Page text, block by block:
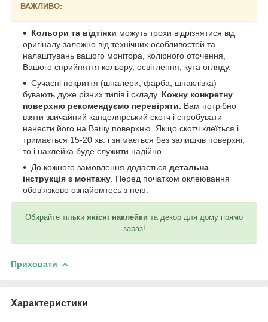
ВАЖЛИВО:
Кольори та відтінки можуть трохи відрізнятися від
оригіналу залежно від технічних особливостей та
налаштувань вашого монітора, колірного оточення,
Вашого сприйняття кольору, освітлення, кута огляду.
Сучасні покриття (шпалери, фарба, шпаклівка)
бувають дуже різних типів і складу. Кожну конкретну
поверхню рекомендуємо перевіряти. Вам потрібно
взяти звичайний канцелярський скотч і спробувати
нанести його на Вашу поверхню. Якщо скотч клеїться і
тримається 15-20 хв. і знімається без залишків поверхні,
то і наклейка буде служити надійно.
До кожного замовлення додається детальна
інструкція з монтажу . Перед початком оклеювання
обов'язково ознайомтесь з нею.
Обирайте тільки якісні наклейки та декор для дому прямо
зараз!
Приховати
Характеристики